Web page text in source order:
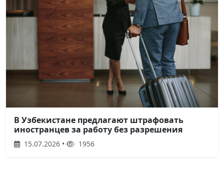
В Узбекистане предлагают штрафовать
иностранцев за работу без разрешения
15.07.2026 • 1956